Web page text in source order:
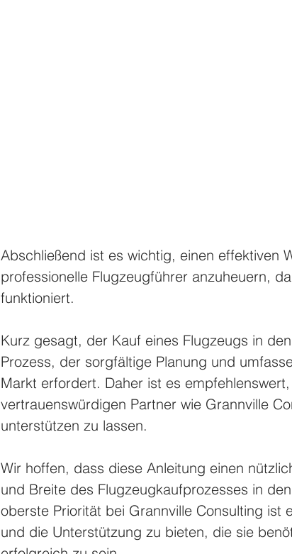
Abschließend ist es wichtig, einen effektiven
professionelle Flugzeugführer anzuheuern,
funktioniert.
Kurz gesagt, der Kauf eines Flugzeugs in
Prozess, der sorgfältige Planung und
Markt erfordert. Daher ist es
vertrauenswürdigen Partner wie Grannville
unterstützen zu lassen.
Wir hoffen, dass diese Anleitung einen
und Breite des Flugzeugkaufprozesses in
oberste Priorität bei Grannville Consulting ist
und die Unterstützung zu bieten, die sie